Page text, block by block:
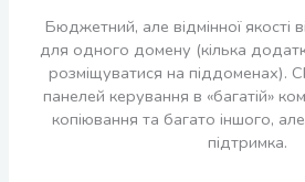
Бюджетний, але відмінної якості
для одного домену (кілька
розміщуватися на піддоменах).
панелей керування в «багатій»
копіювання та багато іншого,
підтримка.